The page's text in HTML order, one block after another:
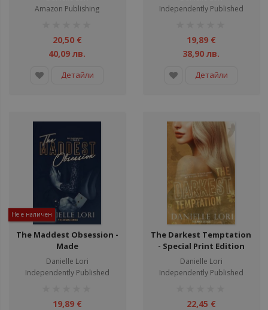
Amazon Publishing
20,50 €
40,09 лв.
Детайли
Independently Published
19,89 €
38,90 лв.
Детайли
Не е наличен
The Maddest Obsession -
Made
Danielle Lori
Independently Published
19,89 €
The Darkest Temptation
- Special Print Edition
Danielle Lori
Independently Published
22,45 €